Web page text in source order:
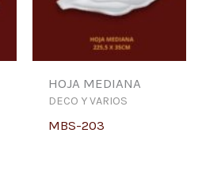
HOJA MEDIANA
DECO Y VARIOS
MBS-203